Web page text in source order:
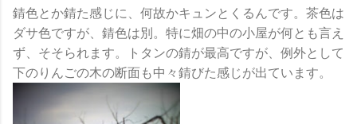
錆色とか錆た感じに、何故かキュンとくるんです。茶色は
ダサ色ですが、錆色は別。特に畑の中の小屋が何とも言え
ず、そそられます。トタンの錆が最高ですが、例外として
下のりんごの木の断面も中々錆びた感じが出ています。